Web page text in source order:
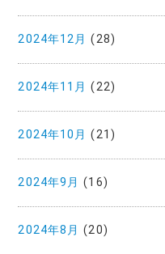
2024年12月 (28)
2024年11月 (22)
2024年10月 (21)
2024年9月 (16)
2024年8月 (20)